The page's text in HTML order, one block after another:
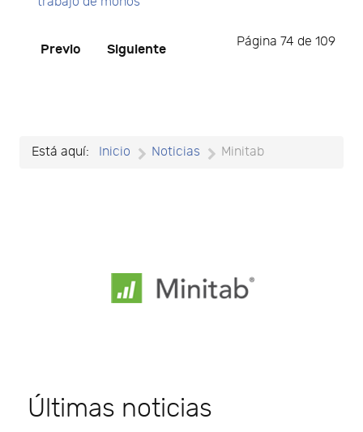
Página 74 de 109
Previo Siguiente
Está aquí: Inicio Noticias Minitab
Últimas noticias